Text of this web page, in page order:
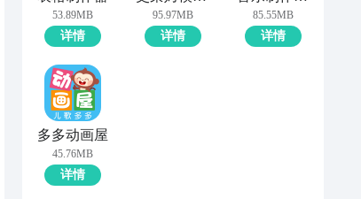
53.89MB
详情
95.97MB
详情
85.55MB
详情
多多动画屋
45.76MB
详情